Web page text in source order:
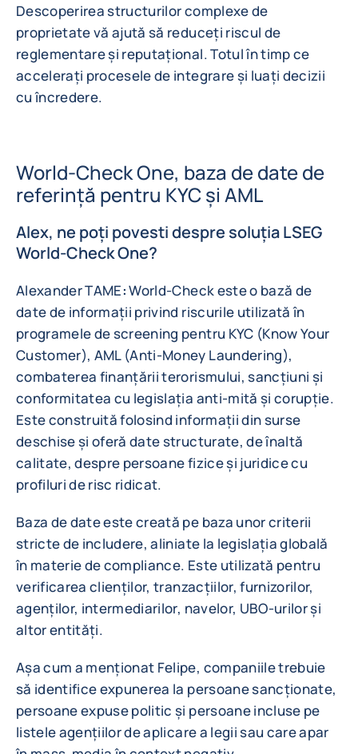
Descoperirea structurilor complexe de
proprietate vă ajută să reduceți riscul de
reglementare și reputațional. Totul în timp ce
accelerați procesele de integrare și luați decizii
cu încredere.
World-Check One, baza de date de
referință pentru KYC și AML
Alex, ne poți povesti despre soluția LSEG
World-Check One?
Alexander TAME:World-Check este o bază de
date de informații privind riscurile utilizată în
programele de screening pentru KYC (Know Your
Customer), AML (Anti-Money Laundering),
combaterea finanțării terorismului, sancțiuni și
conformitatea cu legislația anti-mită și corupție.
Este construită folosind informații din surse
deschise și oferă date structurate, de înaltă
calitate, despre persoane fizice și juridice cu
profiluri de risc ridicat.
Baza de date este creată pe baza unor criterii
stricte de includere, aliniate la legislația globală
în materie de compliance. Este utilizată pentru
verificarea clienților, tranzacțiilor, furnizorilor,
agenților, intermediarilor, navelor, UBO-urilor și
altor entități.
Așa cum a menționat Felipe, companiile trebuie
să identifice expunerea la persoane sancționate,
persoane expuse politic și persoane incluse pe
listele agențiilor de aplicare a legii sau care apar